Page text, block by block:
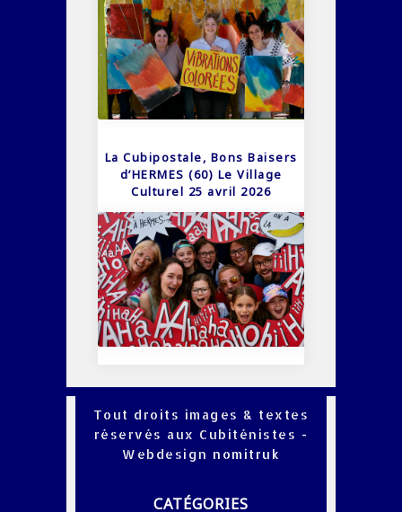
La Cubipostale, Bons Baisers
d’HERMES (60) Le Village
Culturel 25 avril 2026
Tout droits images & textes
réservés aux Cubiténistes -
Webdesign nomitruk
CATÉGORIES